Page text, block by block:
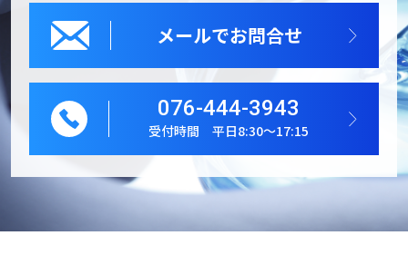
メールでお問合せ
076-444-3943
受付時間 平日8:30～17:15